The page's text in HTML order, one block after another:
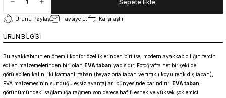
Sepete Ekle
Ürünü Paylaş Tavsiye Et Karşılaştır
ÜRÜN BİLGİSİ
Bu ayakkabının en önemli konfor özelliklerinden biri ise, modern ayakkabıcılığın tercih
edilen malzemelerinden biri olan EVA taban yapısıdır. Fotoğrafta net bir şekilde
görülebilen kalın, iki katmanlı taban (beyaz orta taban ve tırtıklı koyu renk dış taban),
EVA malzemesinin sunduğu eşsiz avantajları bünyesinde barındırır. EVA taban
görünümündeki sağlamlığa rağmen son derece hafif, esnek ve yüksek şok emici